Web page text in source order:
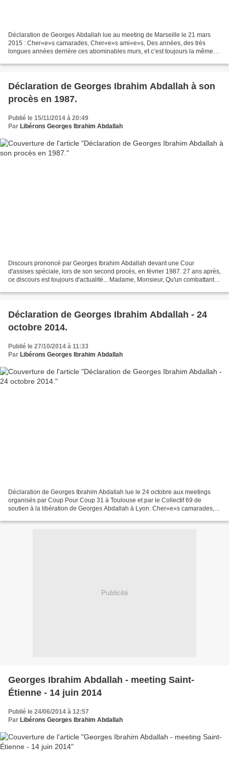
Déclaration de Georges Abdallah lue au meeting de Marseille le 21 mars
2015 : Cher«e»s camarades, Cher«e»s ami«e»s, Des années, des très
longues années derrière ces abominables murs, et c’est toujours la même
Déclaration de Georges Ibrahim Abdallah à son
procès en 1987.
Publié le 15/11/2014 à 20:49
Par Libérons Georges Ibrahim Abdallah
Discours prononcé par Georges Ibrahim Abdallah devant une Cour
d'assises spéciale, lors de son second procès, en février 1987. 27 ans après,
ce discours est toujours d'actualité... Madame, Monsieur, Qu'un combattant
Déclaration de Georges Ibrahim Abdallah - 24
octobre 2014.
Publié le 27/10/2014 à 11:33
Par Libérons Georges Ibrahim Abdallah
Déclaration de Georges Ibrahim Abdallah lue le 24 octobre aux meetings
organisés par Coup Pour Coup 31 à Toulouse et par le Collectif 69 de
soutien à la libération de Georges Abdallah à Lyon. Cher«e»s camarades,
Publicité
Georges Ibrahim Abdallah - meeting Saint-
Étienne - 14 juin 2014
Publié le 24/06/2014 à 12:57
Par Libérons Georges Ibrahim Abdallah